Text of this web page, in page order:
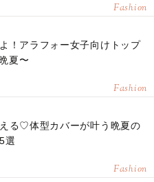
Fashion
！アラフォー女子向けトップ
夏〜
Fashion
る♡体型カバーが叶う晩夏の
選
Fashion